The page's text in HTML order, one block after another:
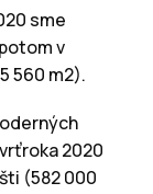
sme
v
560 m2).
2020
(582 000